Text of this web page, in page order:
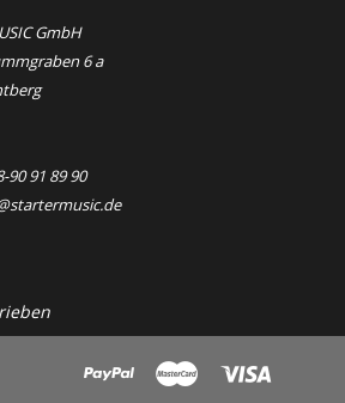
GmbH
6 a
90 91 89 90